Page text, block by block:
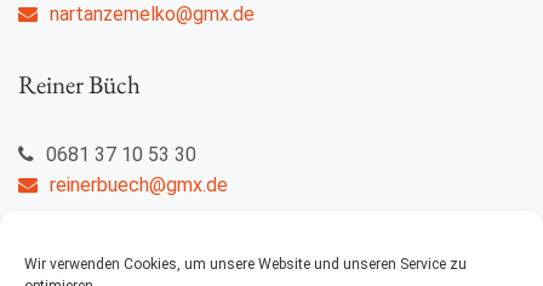
Wir verwenden Cookies, um unsere Website und unseren Service zu
nartanzemelko@gmx.de
Reiner Büch
0681 37 10 53 30
reinerbuech@gmx.de